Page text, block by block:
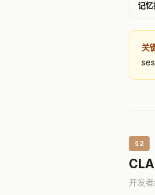
记忆
关
§2
开发